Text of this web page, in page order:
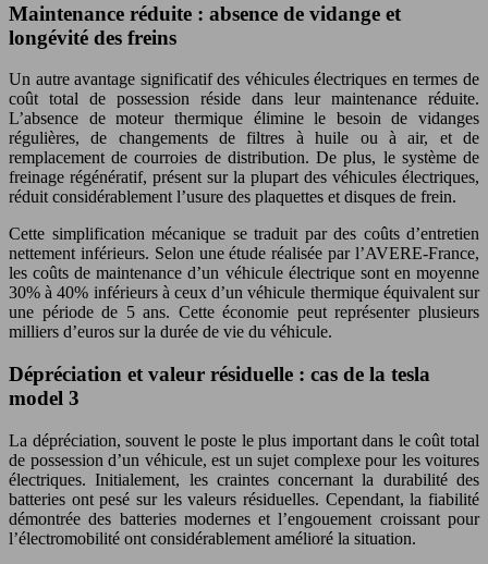
Maintenance réduite : absence de vidange et
longévité des freins
Un autre avantage significatif des véhicules électriques en termes de
coût total de possession réside dans leur maintenance réduite.
L’absence de moteur thermique élimine le besoin de vidanges
régulières, de changements de filtres à huile ou à air, et de
remplacement de courroies de distribution. De plus, le système de
freinage régénératif, présent sur la plupart des véhicules électriques,
réduit considérablement l’usure des plaquettes et disques de frein.
Cette simplification mécanique se traduit par des coûts d’entretien
nettement inférieurs. Selon une étude réalisée par l’AVERE-France,
les coûts de maintenance d’un véhicule électrique sont en moyenne
30% à 40% inférieurs à ceux d’un véhicule thermique équivalent sur
une période de 5 ans. Cette économie peut représenter plusieurs
milliers d’euros sur la durée de vie du véhicule.
Dépréciation et valeur résiduelle : cas de la tesla
model 3
La dépréciation, souvent le poste le plus important dans le coût total
de possession d’un véhicule, est un sujet complexe pour les voitures
électriques. Initialement, les craintes concernant la durabilité des
batteries ont pesé sur les valeurs résiduelles. Cependant, la fiabilité
démontrée des batteries modernes et l’engouement croissant pour
l’électromobilité ont considérablement amélioré la situation.